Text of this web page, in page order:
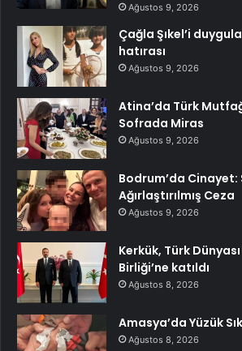
Ağustos 9, 2026
Çağla Şıkel’i
hatırası
Ağustos 9, 2026
Atina’da Türk
Sofrada Miras
Ağustos 9, 2026
Bodrum’da Cinayet:
Ağırlaştırılmış Ceza
Ağustos 9, 2026
Kerkük, Türk
Birliği’ne katıldı
Ağustos 8, 2026
Amasya’da Yüzük
Ağustos 8, 2026